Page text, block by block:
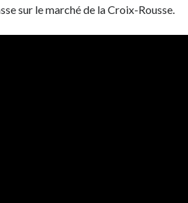
sur le marché de la Croix-Rousse.